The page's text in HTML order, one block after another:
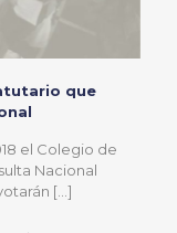
que
el Colegio de
Nacional
[…]